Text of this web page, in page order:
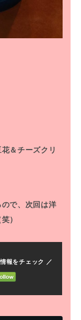
＆チーズクリ
で、次回は洋
）
報をチェック ／